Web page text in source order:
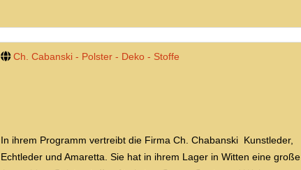
Ch. Cabanski - Polster - Deko - Stoffe
In ihrem Programm vertreibt die Firma Ch. Chabanski Kunstleder,
Echtleder und Amaretta. Sie hat in ihrem Lager in Witten eine große